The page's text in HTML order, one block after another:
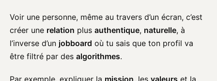
Voir une personne, même au travers d’un écran, c’est
créer une relation plus authentique, naturelle, à
l’inverse d’un jobboard où tu sais que ton profil va
être filtré par des algorithmes.